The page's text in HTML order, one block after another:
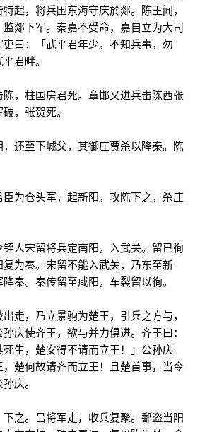
起，将兵围东海守庆於郯。陈王闻，
郯下军。秦嘉不受命，嘉自立为大司
曰：「武平君年少，不知兵事，勿
君畔。
，柱国房君死。章邯又进兵击陈西张
，张贺死。
还至下城父，其御庄贾杀以降秦。陈
为仓头军，起新阳，攻陈下之，杀庄
宋留将兵定南阳，入武关。留已徇
为秦。宋留不能入武关，乃东至新
秦。秦传留至咸阳，车裂留以徇。
，乃立景驹为楚王，引兵之方与，
庆使齐王，欲与并力俱进。齐王曰：
死生，楚安得不请而立王！」公孙庆
楚何故请齐而立王！且楚首事，当令
庆。
。吕将军走，收兵复聚。鄱盗当阳